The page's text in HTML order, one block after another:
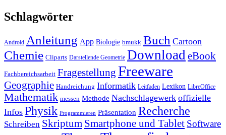
Schlagwörter
Android Anleitung App Biologie bmukk Buch Cartoon
Chemie Cliparts Darstellende Geometrie DownloadeBook
Fachbereichsarbeit Fragestellung Freeware
Geographie Handreichung Informatik Leitfaden Lexikon LibreOffice
Mathematik messen Methode Nachschlagewerk offizielle
Infos Physik Programmieren Präsentation Recherche
Schreiben Skriptum Smartphone und Tablet Software